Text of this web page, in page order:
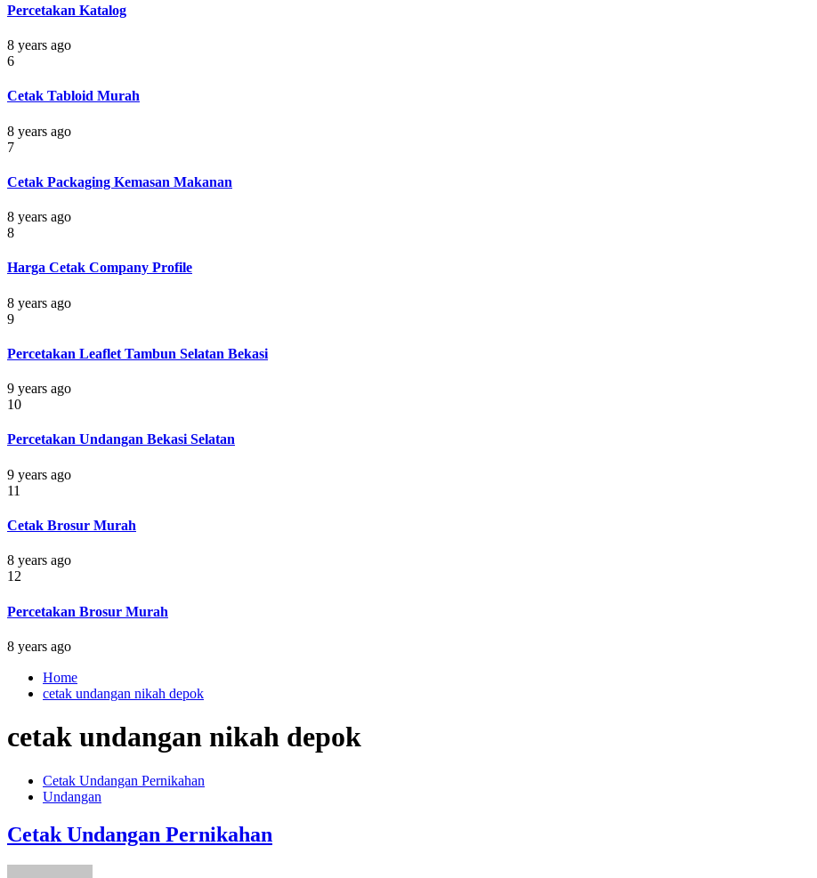
Percetakan Katalog
8 years ago
6
Cetak Tabloid Murah
8 years ago
7
Cetak Packaging Kemasan Makanan
8 years ago
8
Harga Cetak Company Profile
8 years ago
9
Percetakan Leaflet Tambun Selatan Bekasi
9 years ago
10
Percetakan Undangan Bekasi Selatan
9 years ago
11
Cetak Brosur Murah
8 years ago
12
Percetakan Brosur Murah
8 years ago
Home
cetak undangan nikah depok
cetak undangan nikah depok
Cetak Undangan Pernikahan
Undangan
Cetak Undangan Pernikahan